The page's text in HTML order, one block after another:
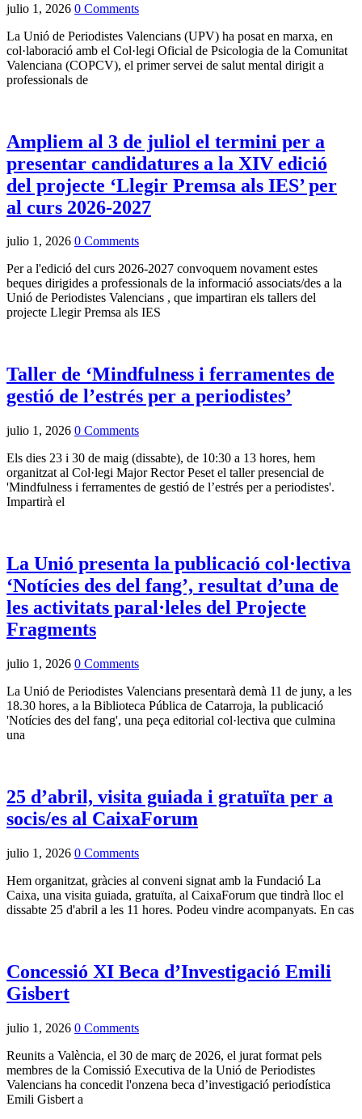
julio 1, 2026 0 Comments
La Unió de Periodistes Valencians (UPV) ha posat en marxa, en
col·laboració amb el Col·legi Oficial de Psicologia de la Comunitat
Valenciana (COPCV), el primer servei de salut mental dirigit a
professionals de
Ampliem al 3 de juliol el termini per a
presentar candidatures a la XIV edició
del projecte ‘Llegir Premsa als IES’ per
al curs 2026-2027
julio 1, 2026 0 Comments
Per a l'edició del curs 2026-2027 convoquem novament estes
beques dirigides a professionals de la informació associats/des a la
Unió de Periodistes Valencians , que impartiran els tallers del
projecte Llegir Premsa als IES
Taller de ‘Mindfulness i ferramentes de
gestió de l’estrés per a periodistes’
julio 1, 2026 0 Comments
Els dies 23 i 30 de maig (dissabte), de 10:30 a 13 hores, hem
organitzat al Col·legi Major Rector Peset el taller presencial de
'Mindfulness i ferramentes de gestió de l’estrés per a periodistes'.
Impartirà el
La Unió presenta la publicació col·lectiva
‘Notícies des del fang’, resultat d’una de
les activitats paral·leles del Projecte
Fragments
julio 1, 2026 0 Comments
La Unió de Periodistes Valencians presentarà demà 11 de juny, a les
18.30 hores, a la Biblioteca Pública de Catarroja, la publicació
'Notícies des del fang', una peça editorial col·lectiva que culmina
una
25 d’abril, visita guiada i gratuïta per a
socis/es al CaixaForum
julio 1, 2026 0 Comments
Hem organitzat, gràcies al conveni signat amb la Fundació La
Caixa, una visita guiada, gratuïta, al CaixaForum que tindrà lloc el
dissabte 25 d'abril a les 11 hores. Podeu vindre acompanyats. En cas
Concessió XI Beca d’Investigació Emili
Gisbert
julio 1, 2026 0 Comments
Reunits a València, el 30 de març de 2026, el jurat format pels
membres de la Comissió Executiva de la Unió de Periodistes
Valencians ha concedit l'onzena beca d’investigació periodística
Emili Gisbert a